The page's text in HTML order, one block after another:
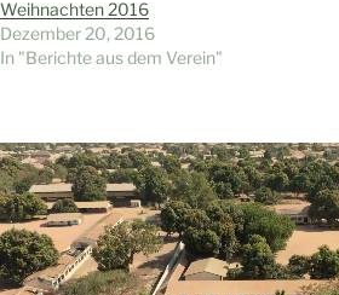
Weihnachten 2016
Dezember 20, 2016
In "Berichte aus dem Verein"